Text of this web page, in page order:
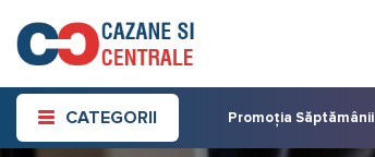
content
CATEGORII Promoția Săptămânii